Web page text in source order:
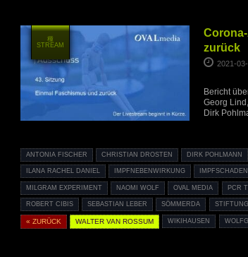
zurück
2021-
Bericht
Georg
Dirk
ANTONIA FISCHER CHRISTIAN DROSTEN DIRK POHLMANN
ILANA RACHEL DANIEL IMPFNEBENWIRKUNG IMPFSCHADEN
MILGRAM EXPERIMENT NAOMI WOLF OVAL MEDIA PCR
ROBERT CIBIS SEBASTIAN LEBER SÖMMERDA
« ZURÜCK WALTER VAN ROSSUM WIKIHAUSEN
種
STREAM